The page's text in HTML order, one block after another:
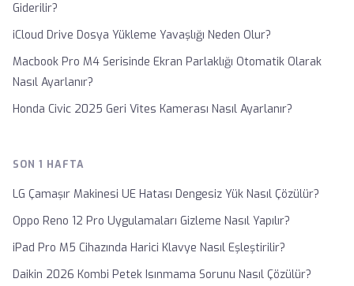
Giderilir?
iCloud Drive Dosya Yükleme Yavaşlığı Neden Olur?
Macbook Pro M4 Serisinde Ekran Parlaklığı Otomatik Olarak
Nasıl Ayarlanır?
Honda Civic 2025 Geri Vites Kamerası Nasıl Ayarlanır?
SON 1 HAFTA
LG Çamaşır Makinesi UE Hatası Dengesiz Yük Nasıl Çözülür?
Oppo Reno 12 Pro Uygulamaları Gizleme Nasıl Yapılır?
iPad Pro M5 Cihazında Harici Klavye Nasıl Eşleştirilir?
Daikin 2026 Kombi Petek Isınmama Sorunu Nasıl Çözülür?